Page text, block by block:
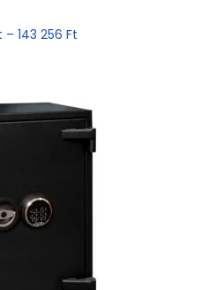
– 143 256 Ft